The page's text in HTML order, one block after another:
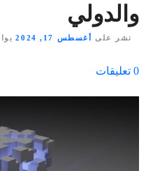
والدولي
نشر على أغسطس 17, 2024
0 تعليقات